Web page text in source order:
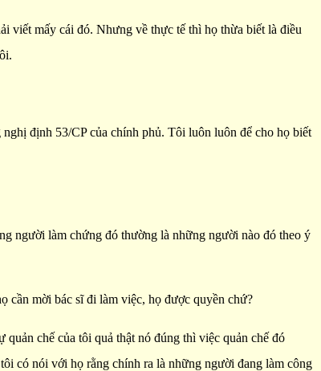
viết mấy cái đó. Nhưng về thực tế thì họ thừa biết là điều
định 53/CP của chính phủ. Tôi luôn luôn để cho họ biết
người làm chứng đó thường là những người nào đó theo ý
cần mời bác sĩ đi làm việc, họ được quyền chứ?
chế của tôi quả thật nó đúng thì việc quản chế đó
có nói với họ rằng chính ra là những người đang làm công